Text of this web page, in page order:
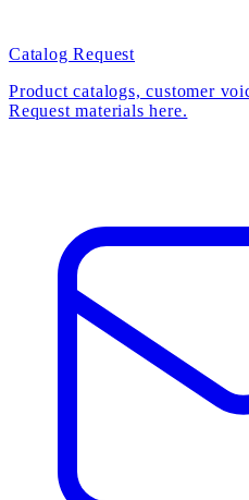
Catalog Request
Product catalogs, customer
Request materials here.